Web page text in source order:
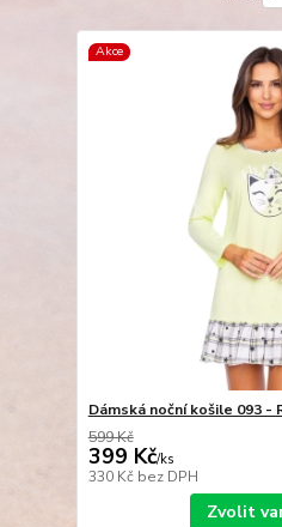
Akce
Dámská noční košile 093 -
599 Kč
399 Kč/ks
330 Kč bez DPH
Zvolit